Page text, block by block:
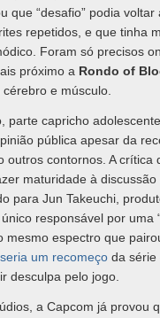
que “desafio” podia
repetidos, e que tinha
Foram só precisos
próximo a Rondo of
cérebro e músculo.
parte capricho adolescente,
pública apesar da
outros contornos. A crítica
maturidade à
para Jun Takeuchi,
responsável por uma
mesmo espectro que
seria um recomeçoda série
desculpa pelo jogo.
a Capcom já provou